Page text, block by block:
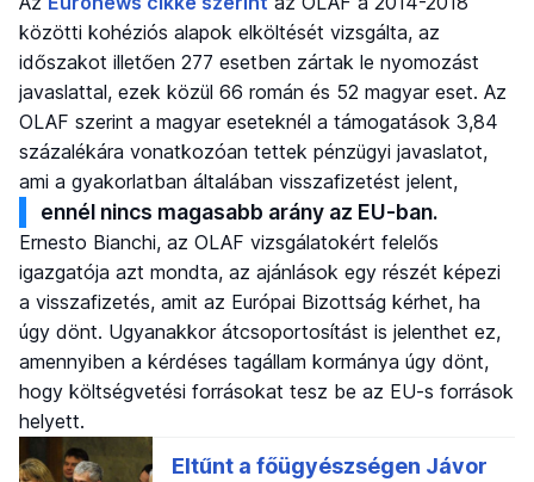
közötti kohéziós alapok elköltését vizsgálta, az
időszakot illetően 277 esetben zártak le nyomozást
javaslattal, ezek közül 66 román és 52 magyar eset. Az
OLAF szerint a magyar eseteknél a támogatások 3,84
százalékára vonatkozóan tettek pénzügyi javaslatot,
ami a gyakorlatban általában visszafizetést jelent,
ennél nincs magasabb arány az EU-ban.
Ernesto Bianchi, az OLAF vizsgálatokért felelős
igazgatója azt mondta, az ajánlások egy részét képezi
a visszafizetés, amit az Európai Bizottság kérhet, ha
úgy dönt. Ugyanakkor átcsoportosítást is jelenthet ez,
amennyiben a kérdéses tagállam kormánya úgy dönt,
hogy költségvetési forrásokat tesz be az EU-s források
helyett.